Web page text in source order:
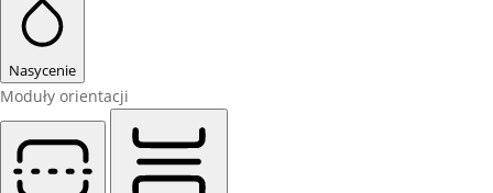
Nasycenie
Moduły orientacji